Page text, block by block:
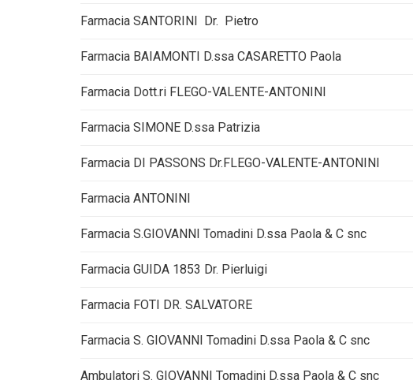
Farmacia SANTORINI Dr. Pietro
Farmacia BAIAMONTI D.ssa CASARETTO Paola
Farmacia Dott.ri FLEGO-VALENTE-ANTONINI
Farmacia SIMONE D.ssa Patrizia
Farmacia DI PASSONS Dr.FLEGO-VALENTE-ANTONINI
Farmacia ANTONINI
Farmacia S.GIOVANNI Tomadini D.ssa Paola & C snc
Farmacia GUIDA 1853 Dr. Pierluigi
Farmacia FOTI DR. SALVATORE
Farmacia S. GIOVANNI Tomadini D.ssa Paola & C snc
Ambulatori S. GIOVANNI Tomadini D.ssa Paola & C snc